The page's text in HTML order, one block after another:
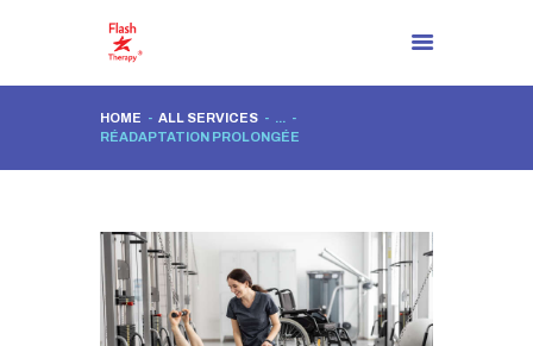
HOME ALL SERVICES
...
RÉADAPTATION PROLONGÉE
İL Y A MAINTENANT UNE
SOLUTION!
PROCESSUS DE
RÉSOLUTION